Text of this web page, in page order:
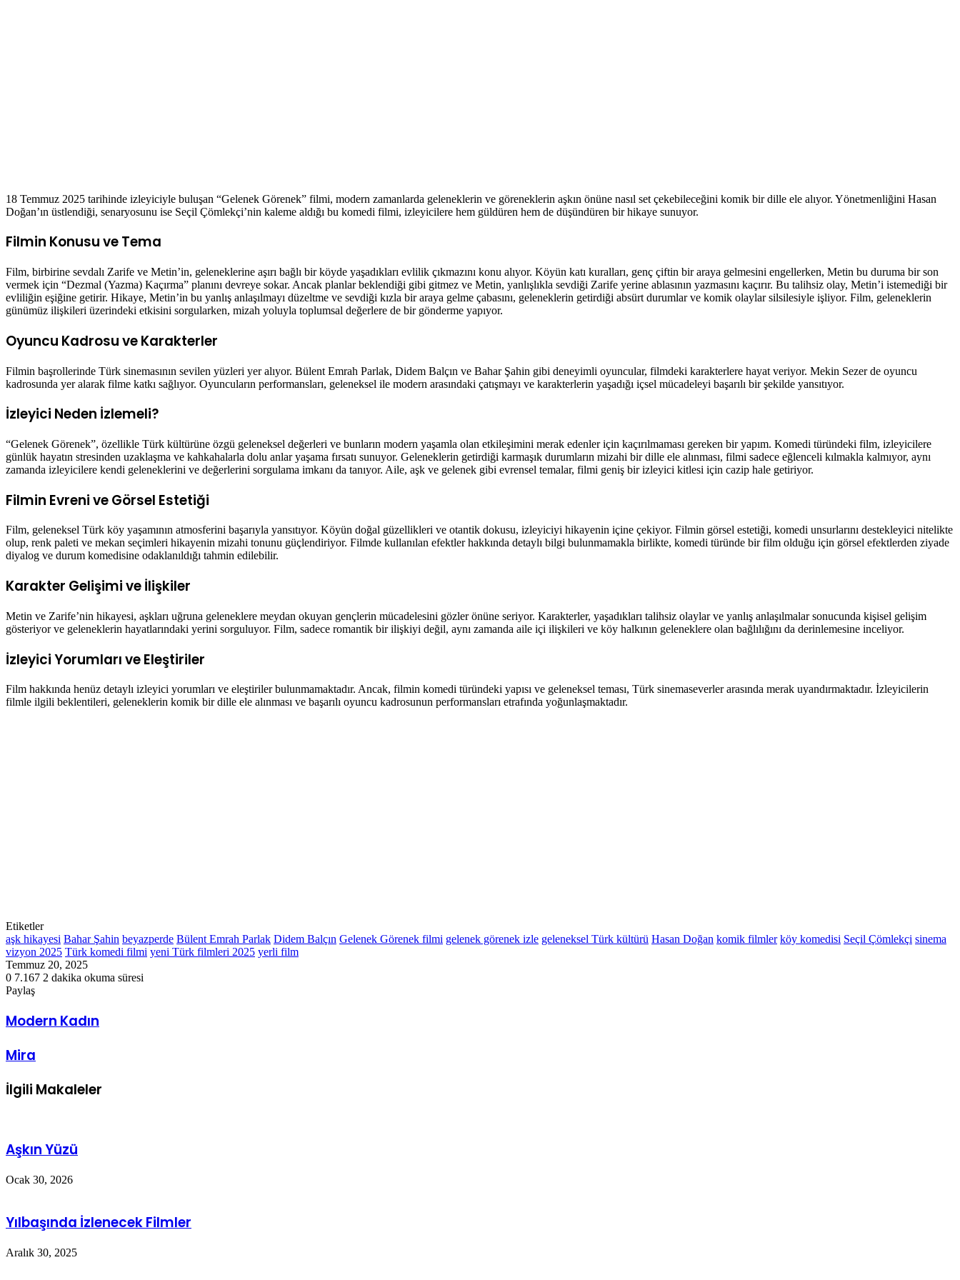
18 Temmuz 2025 tarihinde izleyiciyle buluşan “Gelenek Görenek” filmi, modern zamanlarda geleneklerin ve göreneklerin aşkın önüne nasıl set çekebileceğini komik bir dille ele alıyor. Yönetmenliğini Hasan
Doğan’ın üstlendiği, senaryosunu ise Seçil Çömlekçi’nin kaleme aldığı bu komedi filmi, izleyicilere hem güldüren hem de düşündüren bir hikaye sunuyor.
Filmin Konusu ve Tema
Film, birbirine sevdalı Zarife ve Metin’in, geleneklerine aşırı bağlı bir köyde yaşadıkları evlilik çıkmazını konu alıyor. Köyün katı kuralları, genç çiftin bir araya gelmesini engellerken, Metin bu duruma bir son
vermek için “Dezmal (Yazma) Kaçırma” planını devreye sokar. Ancak planlar beklendiği gibi gitmez ve Metin, yanlışlıkla sevdiği Zarife yerine ablasının yazmasını kaçırır. Bu talihsiz olay, Metin’i istemediği bir
evliliğin eşiğine getirir. Hikaye, Metin’in bu yanlış anlaşılmayı düzeltme ve sevdiği kızla bir araya gelme çabasını, geleneklerin getirdiği absürt durumlar ve komik olaylar silsilesiyle işliyor. Film, geleneklerin
günümüz ilişkileri üzerindeki etkisini sorgularken, mizah yoluyla toplumsal değerlere de bir gönderme yapıyor.
Oyuncu Kadrosu ve Karakterler
Filmin başrollerinde Türk sinemasının sevilen yüzleri yer alıyor. Bülent Emrah Parlak, Didem Balçın ve Bahar Şahin gibi deneyimli oyuncular, filmdeki karakterlere hayat veriyor. Mekin Sezer de oyuncu
kadrosunda yer alarak filme katkı sağlıyor. Oyuncuların performansları, geleneksel ile modern arasındaki çatışmayı ve karakterlerin yaşadığı içsel mücadeleyi başarılı bir şekilde yansıtıyor.
İzleyici Neden İzlemeli?
“Gelenek Görenek”, özellikle Türk kültürüne özgü geleneksel değerleri ve bunların modern yaşamla olan etkileşimini merak edenler için kaçırılmaması gereken bir yapım. Komedi türündeki film, izleyicilere
günlük hayatın stresinden uzaklaşma ve kahkahalarla dolu anlar yaşama fırsatı sunuyor. Geleneklerin getirdiği karmaşık durumların mizahi bir dille ele alınması, filmi sadece eğlenceli kılmakla kalmıyor, aynı
zamanda izleyicilere kendi geleneklerini ve değerlerini sorgulama imkanı da tanıyor. Aile, aşk ve gelenek gibi evrensel temalar, filmi geniş bir izleyici kitlesi için cazip hale getiriyor.
Filmin Evreni ve Görsel Estetiği
Film, geleneksel Türk köy yaşamının atmosferini başarıyla yansıtıyor. Köyün doğal güzellikleri ve otantik dokusu, izleyiciyi hikayenin içine çekiyor. Filmin görsel estetiği, komedi unsurlarını destekleyici nitelikte
olup, renk paleti ve mekan seçimleri hikayenin mizahi tonunu güçlendiriyor. Filmde kullanılan efektler hakkında detaylı bilgi bulunmamakla birlikte, komedi türünde bir film olduğu için görsel efektlerden ziyade
diyalog ve durum komedisine odaklanıldığı tahmin edilebilir.
Karakter Gelişimi ve İlişkiler
Metin ve Zarife’nin hikayesi, aşkları uğruna geleneklere meydan okuyan gençlerin mücadelesini gözler önüne seriyor. Karakterler, yaşadıkları talihsiz olaylar ve yanlış anlaşılmalar sonucunda kişisel gelişim
gösteriyor ve geleneklerin hayatlarındaki yerini sorguluyor. Film, sadece romantik bir ilişkiyi değil, aynı zamanda aile içi ilişkileri ve köy halkının geleneklere olan bağlılığını da derinlemesine inceliyor.
İzleyici Yorumları ve Eleştiriler
Film hakkında henüz detaylı izleyici yorumları ve eleştiriler bulunmamaktadır. Ancak, filmin komedi türündeki yapısı ve geleneksel teması, Türk sinemaseverler arasında merak uyandırmaktadır. İzleyicilerin
filmle ilgili beklentileri, geleneklerin komik bir dille ele alınması ve başarılı oyuncu kadrosunun performansları etrafında yoğunlaşmaktadır.
Etiketler
aşk hikayesi Bahar Şahin beyazperde Bülent Emrah Parlak Didem Balçın Gelenek Görenek filmi gelenek görenek izle geleneksel Türk kültürü Hasan Doğan komik filmler köy komedisi Seçil Çömlekçi sinema
vizyon 2025 Türk komedi filmi yeni Türk filmleri 2025 yerli film
Temmuz 20, 2025
0 7.167 2 dakika okuma süresi
Facebook
X
LinkedIn
Tumblr
Pinterest
Reddit
VKontakte
Odnoklassniki
Pocket
Paylaş
Posta
ile
Modern
Kadın
Modern Kadın
Mira
Mira
İlgili Makaleler
Aşkın Yüzü
Ocak 30, 2026
Yılbaşında İzlenecek Filmler
Aralık 30, 2025